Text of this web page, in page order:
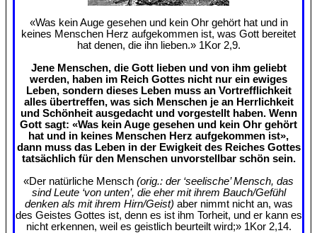
«Was kein Auge gesehen und kein Ohr gehört hat und in
keines Menschen Herz aufgekommen ist, was Gott bereitet
hat denen, die ihn lieben.» 1Kor 2,9.
Jene Menschen, die Gott lieben und von ihm geliebt
werden, haben im Reich Gottes nicht nur ein ewiges
Leben, sondern dieses Leben muss an Vortrefflichkeit
alles übertreffen, was sich Menschen je an Herrlichkeit
und Schönheit ausgedacht und vorgestellt haben. Wenn
Gott sagt: «Was kein Auge gesehen und kein Ohr gehört
hat und in keines Menschen Herz aufgekommen ist»,
dann muss das Leben in der Ewigkeit des Reiches Gottes
tatsächlich für den Menschen unvorstellbar schön sein.
«Der natürliche Mensch (orig.: der ‘seelische’ Mensch, das
sind Leute ‘von unten’, die eher mit ihrem Bauch/Gefühl
denken als mit ihrem Hirn/Geist) aber nimmt nicht an, was
des Geistes Gottes ist, denn es ist ihm Torheit, und er kann es
nicht erkennen, weil es geistlich beurteilt wird;» 1Kor 2,14.